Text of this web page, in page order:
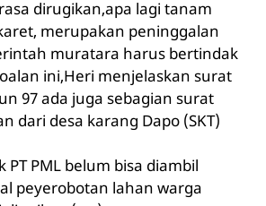
dirugikan,apa lagi tanam
merupakan peninggalan
muratara harus bertindak
ini,Heri menjelaskan surat
97 ada juga sebagian surat
dari desa karang Dapo (SKT)
PT PML belum bisa diambil
peyerobotan lahan warga